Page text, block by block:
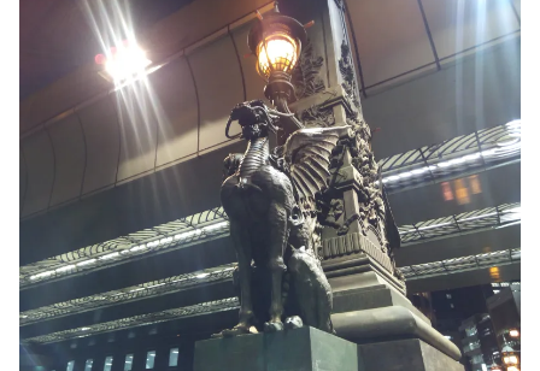
識にあげようと思えばすぐにできます。 例えばお給料や臨時収入が入った時のこと
を思い出してください。 溜まった支払...